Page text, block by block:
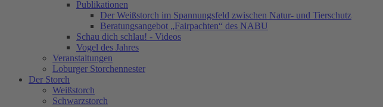
Publikationen
Der Weißstorch im Spannungsfeld zwischen Natur- und Tierschutz
Beratungsangebot „Fairpachten“ des NABU
Schau dich schlau! - Videos
Vogel des Jahres
Veranstaltungen
Loburger Storchennester
Der Storch
Weißstorch
Schwarzstorch